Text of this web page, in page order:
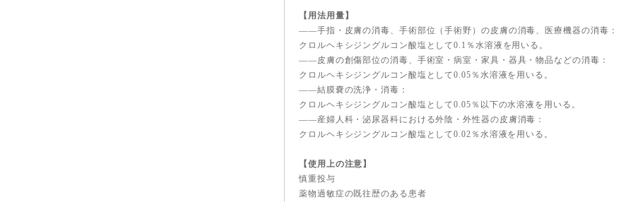
【用法用量】
——手指・皮膚の消毒、手術部位（手術野）の皮膚の消毒、医療機器の消毒：
クロルヘキシジングルコン酸塩として0.1％水溶液を用いる。
——皮膚の創傷部位の消毒、手術室・病室・家具・器具・物品などの消毒：
クロルヘキシジングルコン酸塩として0.05％水溶液を用いる。
——結膜嚢の洗浄・消毒：
クロルヘキシジングルコン酸塩として0.05％以下の水溶液を用いる。
——産婦人科・泌尿器科における外陰・外性器の皮膚消毒：
クロルヘキシジングルコン酸塩として0.02％水溶液を用いる。
【使用上の注意】
慎重投与
薬物過敏症の既往歴のある患者